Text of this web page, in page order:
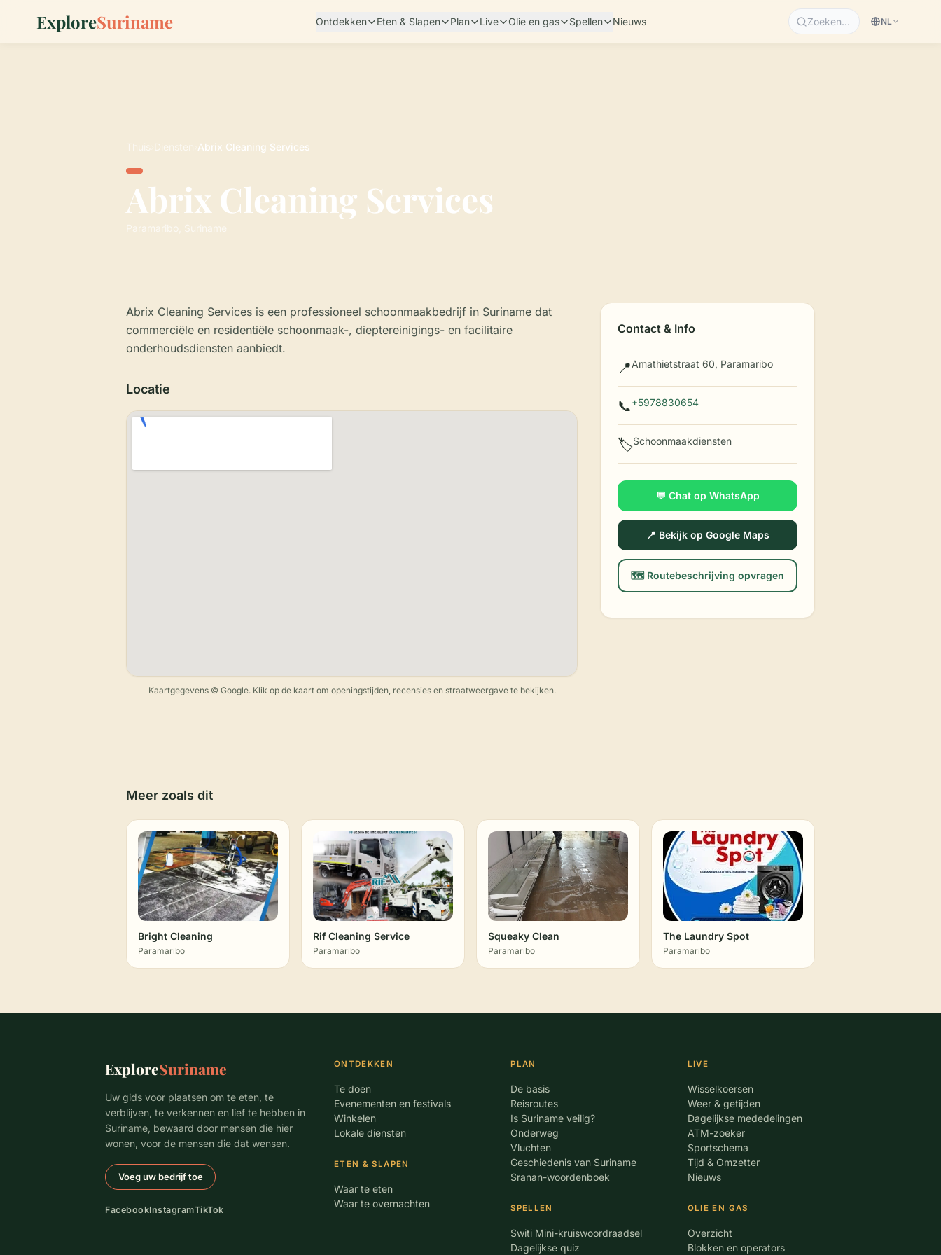
ExploreSuriname Ontdekken Eten & Slapen Plan Live Olie en gas Spellen Nieuws Zoeken… NL
Thuis Diensten Abrix Cleaning Services
Abrix Cleaning Services
Paramaribo, Suriname
Abrix Cleaning Services is een professioneel schoonmaakbedrijf in Suriname dat
commerciële en residentiële schoonmaak-, dieptereinigings- en facilitaire
onderhoudsdiensten aanbiedt.
Locatie
Kaartgegevens © Google. Klik op de kaart om openingstijden, recensies en straatweergave te bekijken.
Contact & Info
📍Amathietstraat 60, Paramaribo
📞+5978830654
🏷️Schoonmaakdiensten
💬 Chat op WhatsApp
📍 Bekijk op Google Maps
🗺️ Routebeschrijving opvragen
Meer zoals dit
Bright Cleaning
Paramaribo
Rif Cleaning Service
Paramaribo
Squeaky Clean
Paramaribo
The Laundry Spot
Paramaribo
ExploreSuriname
Uw gids voor plaatsen om te eten, te
verblijven, te verkennen en lief te hebben in
Suriname, bewaard door mensen die hier
wonen, voor de mensen die dat wensen.
Voeg uw bedrijf toe
FacebookInstagramTikTok
ONTDEKKEN
Te doen
Evenementen en festivals
Winkelen
Lokale diensten
ETEN & SLAPEN
Waar te eten
Waar te overnachten
PLAN
De basis
Reisroutes
Is Suriname veilig?
Onderweg
Vluchten
Geschiedenis van Suriname
Sranan-woordenboek
SPELLEN
Switi Mini-kruiswoordraadsel
Dagelijkse quiz
LIVE
Wisselkoersen
Weer & getijden
Dagelijkse mededelingen
ATM-zoeker
Sportschema
Tijd & Omzetter
Nieuws
OLIE EN GAS
Overzicht
Blokken en operators